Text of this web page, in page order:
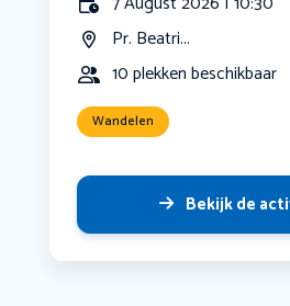
Pr. Beatri...
10 plekken beschikbaar
Wandelen
Bekijk de